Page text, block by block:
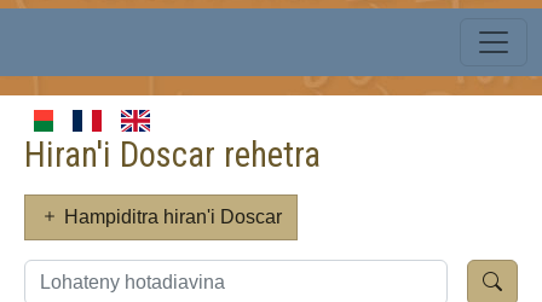
Hiran'i Doscar rehetra
Hampiditra hiran'i Doscar